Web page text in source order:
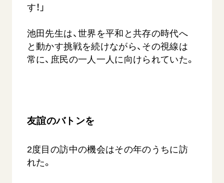
す！」
池田先生は、世界を平和と共存の時代へ
と動かす挑戦を続けながら、その視線は
常に、庶民の一人一人に向けられていた。
友誼のバトンを
2度目の訪中の機会はその年のうちに訪
れた。